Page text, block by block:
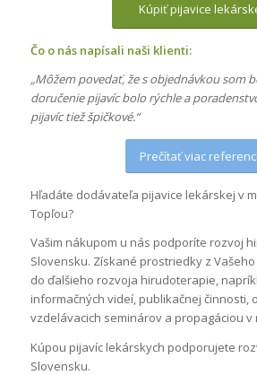
Kúpiť pijavice
Čo o nás napísali naši klienti:
„Môžem povedať, že s objednávkou som
doručenie pijavíc bolo rýchle a
pijavíc tiež špičkové.“
Prečítať viac
Hľadáte dodávateľa pijavice lekárskej v
Topľou?
Vašim nákupom u nás podporíte rozvoj
Slovensku. Získané prostriedky z
do ďalšieho rozvoja hirudoterapie,
informačných videí, publikačnej činnosti,
vzdelávacich seminárov a propagáciou v
Kúpou pijavíc lekárskych podporujete
Slovensku.